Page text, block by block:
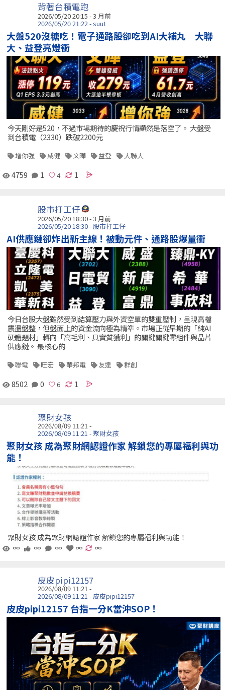
背著台積電跑
2026/05/20 20:15 - 3 月前
2026/05/20 21:22 - suut
大盤520沒糖吃！電子通路股卻吃到AI大補丸 大聯
大、益登亮燈衝
今天剛好是520，不過市場期待的慶祝行情顯然是落空了。 大盤受
到台積電（2330）跌破2200元
增你強 威健 文曄 益登 大聯大
4759 1 1
股市打工仔
2026/05/20 18:30 - 3 月前
2026/05/20 18:30 - 股市打工仔
AI供應鏈卻炸出新主線！被動元件、通路股爆量衝
今日台股大盤雖然受到結算壓力與外資空單的雙重壓制，呈現高檔
震盪盤整，但盤面上的資金流向極為精準。市場正從早期的「純AI
硬體題材」轉向「高毛利、具實質獲利」的關鍵關鍵零組件與晶片
供應鏈。 最核心的
聯電 旺宏 華邦電 友達 群創
8502 0 1
聚財女孩
2026/08/09 11:21 -
2026/08/09 11:21 - 聚財女孩
聚財女孩 成為聚財網認證作家 解鎖您的專屬福利與功
能！
聚財女孩 成為聚財網認證作家 解鎖您的專屬福利與功能！
∞
∞ ∞ ∞ ∞
皮皮pipi12157
2026/08/09 11:21 -
2026/08/09 11:21 - 皮皮pipi12157
皮皮pipi12157 台指一分K當沖SOP！